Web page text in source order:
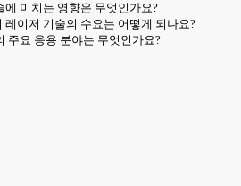
에 미치는 영향은 무엇인가요?
레이저 기술의 수요는 어떻게 되나요?
주요 응용 분야는 무엇인가요?